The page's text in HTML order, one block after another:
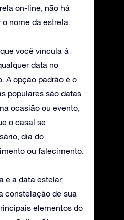
on-line, não há
nome da estrela.
você vincula à
data no
A opção padrão é o
populares são datas
ocasião ou evento,
o casal se
dia do
ou falecimento.
e a data estelar,
constelação de sua
elementos do